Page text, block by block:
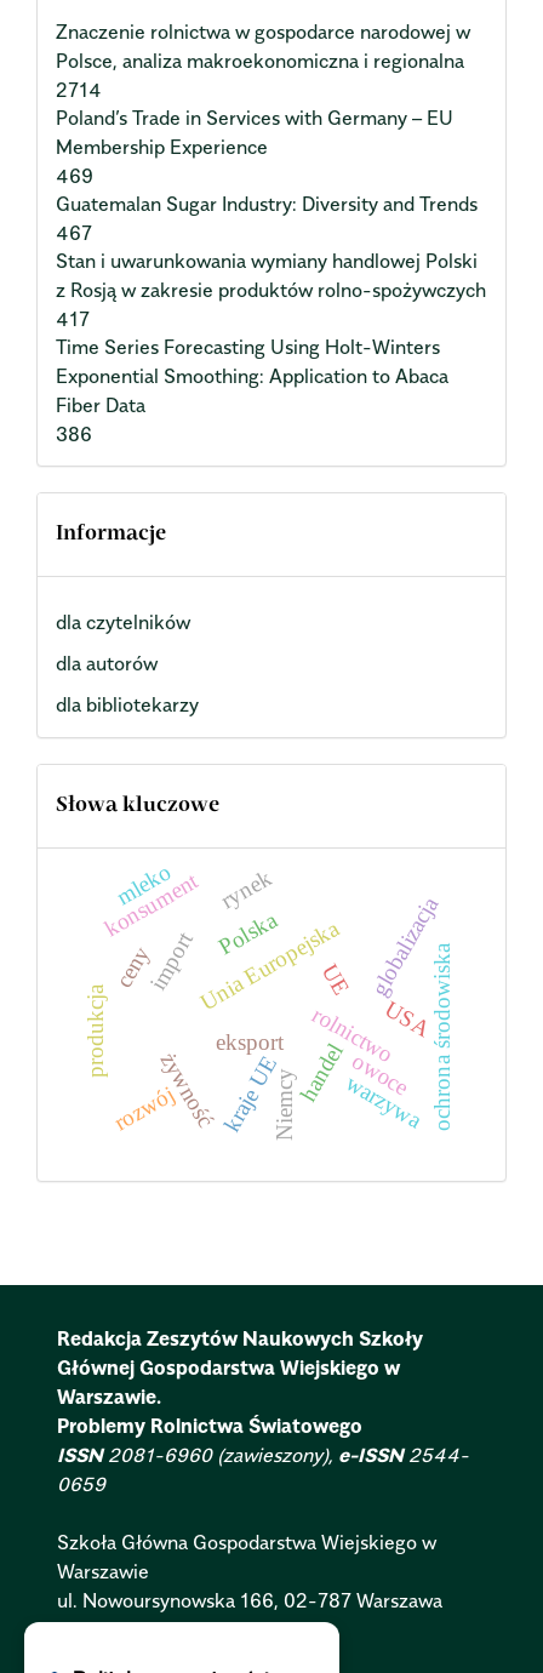
Znaczenie rolnictwa w gospodarce narodowej w
Polsce, analiza makroekonomiczna i regionalna
2714
Poland’s Trade in Services with Germany – EU
Membership Experience
469
Guatemalan Sugar Industry: Diversity and Trends
467
Stan i uwarunkowania wymiany handlowej Polski
z Rosją w zakresie produktów rolno-spożywczych
417
Time Series Forecasting Using Holt-Winters
Exponential Smoothing: Application to Abaca
Fiber Data
386
Informacje
dla czytelników
dla autorów
dla bibliotekarzy
Słowa kluczowe
Unia Europejska
rolnictwo
eksport
import
produkcja
Polska globalizacja
ceny UE
handel
rynek
żywność
konsument
ochrona środowiska
owoce
mleko
kraje UE
rozwój warzywa
USA
Niemcy
Redakcja Zeszytów Naukowych Szkoły
Głównej Gospodarstwa Wiejskiego w
Warszawie.
Problemy Rolnictwa Światowego
ISSN2081-6960 (zawieszony), e-ISSN2544-
0659
Szkoła Główna Gospodarstwa Wiejskiego w
Warszawie
ul. Nowoursynowska 166, 02-787 Warszawa